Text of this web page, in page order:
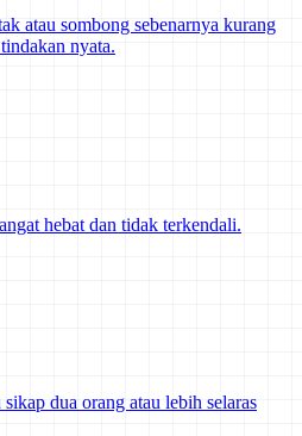
atau sombong sebenarnya kurang
nyata.
hebat dan tidak terkendali.
dua orang atau lebih selaras